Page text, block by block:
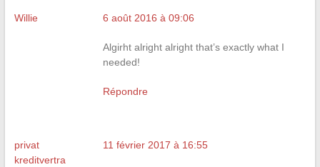
Willie 6 août 2016 à 09:06
Algirht alright alright that’s exactly what I
needed!
Répondre
privat
kreditvertra
11 février 2017 à 16:55